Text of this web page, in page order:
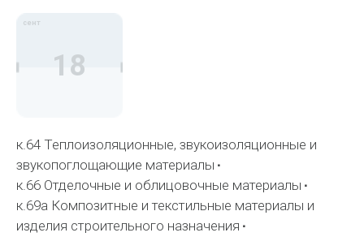
сент
18
к.64 Теплоизоляционные, звукоизоляционные и
звукопоглощающие материалы
к.66 Отделочные и облицовочные материалы
к.69а Композитные и текстильные материалы и
изделия строительного назначения